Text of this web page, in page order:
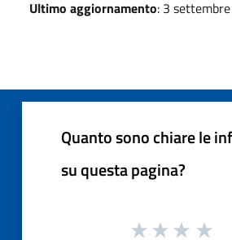
Ultimo aggiornamento: 3
Quanto sono chiare le
su questa pagina?